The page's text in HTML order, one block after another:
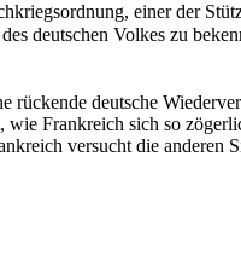
einer der
deutschen Volkes zu
deutsche
Frankreich sich so
versucht die